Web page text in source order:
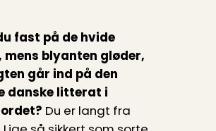
fast på de hvide
mens blyanten gløder,
går ind på den
danske litterat i
Du er langt fra